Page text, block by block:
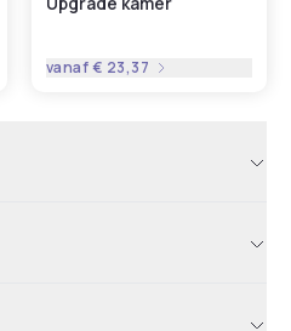
vanaf€ 23,37